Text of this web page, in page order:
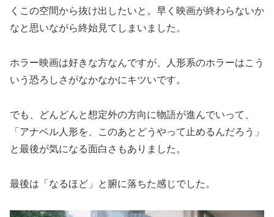
くこの空間から抜け出したいと。早く映画が終わらないか
なと思いながら終始見てしまいました。
ホラー映画は好きな方なんですが、人形系のホラーはこう
いう恐ろしさがなかなかにキツいです。
でも、どんどんと想定外の方向に物語が進んでいって、
「アナベル人形を、このあとどうやって止めるんだろう」
と最後が気になる面白さもありました。
最後は「なるほど」と腑に落ちた感じでした。